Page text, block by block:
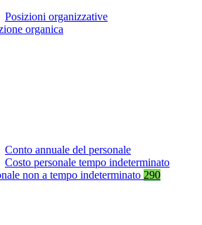
Posizioni organizzative
organica
Conto annuale del personale
Costo personale tempo indeterminato
non a tempo indeterminato 290